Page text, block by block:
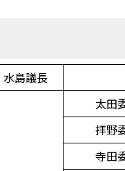
水島議長
太田
拝野
寺田